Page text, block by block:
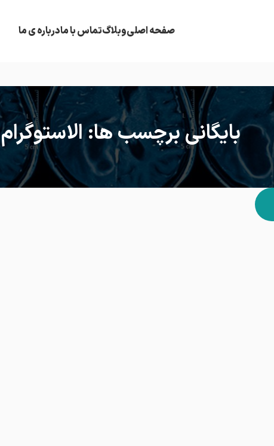
صفحه اصلیوبلاگتماس با مادرباره ی ما
بایگانی برچسب ها: الاستوگرام